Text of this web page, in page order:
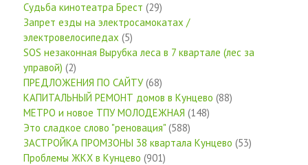
Судьба кинотеатра Брест (29)
Запрет езды на электросамокатах /
электровелосипедах (5)
SOS незаконная Вырубка леса в 7 квартале (лес за
управой) (2)
ПРЕДЛОЖЕНИЯ ПО САЙТУ(68)
КАПИТАЛЬНЫЙ РЕМОНТ домов в Кунцево (88)
МЕТРО и новое ТПУ МОЛОДЕЖНАЯ (148)
Это сладкое слово "реновация" (588)
ЗАСТРОЙКА ПРОМЗОНЫ 38 квартала Кунцево (53)
Проблемы ЖКХ в Кунцево (901)